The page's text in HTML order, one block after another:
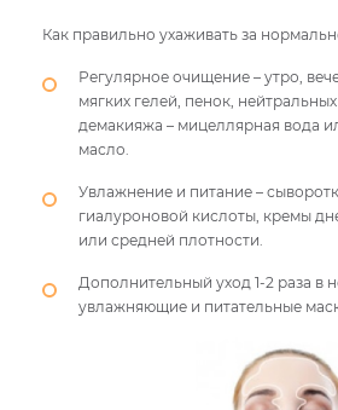
Как правильно ухаживать за
Регулярное очищение – утро,
мягких гелей, пенок,
демакияжа – мицеллярная вода
масло.
Увлажнение и питание –
гиалуроновой кислоты, кремы
или средней плотности.
Дополнительный уход 1-2 раза в
увлажняющие и питательные